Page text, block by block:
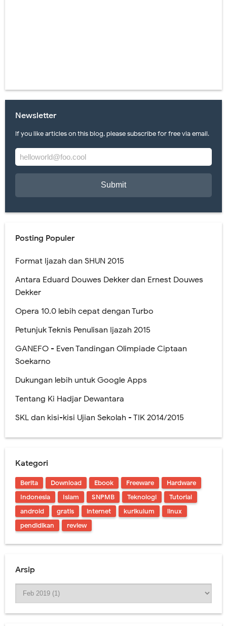
Newsletter
If you like articles on this blog, please subscribe for free via email.
Posting Populer
Format Ijazah dan SHUN 2015
Antara Eduard Douwes Dekker dan Ernest Douwes
Dekker
Opera 10.0 lebih cepat dengan Turbo
Petunjuk Teknis Penulisan Ijazah 2015
GANEFO - Even Tandingan Olimpiade Ciptaan
Soekarno
Dukungan lebih untuk Google Apps
Tentang Ki Hadjar Dewantara
SKL dan kisi-kisi Ujian Sekolah - TIK 2014/2015
Kategori
Berita Download Ebook Freeware
Hardware
Indonesia
Islam SNPMB Teknologi
Tutorial
android
gratis internet kurikulum
linux
pendidikan
review
Arsip